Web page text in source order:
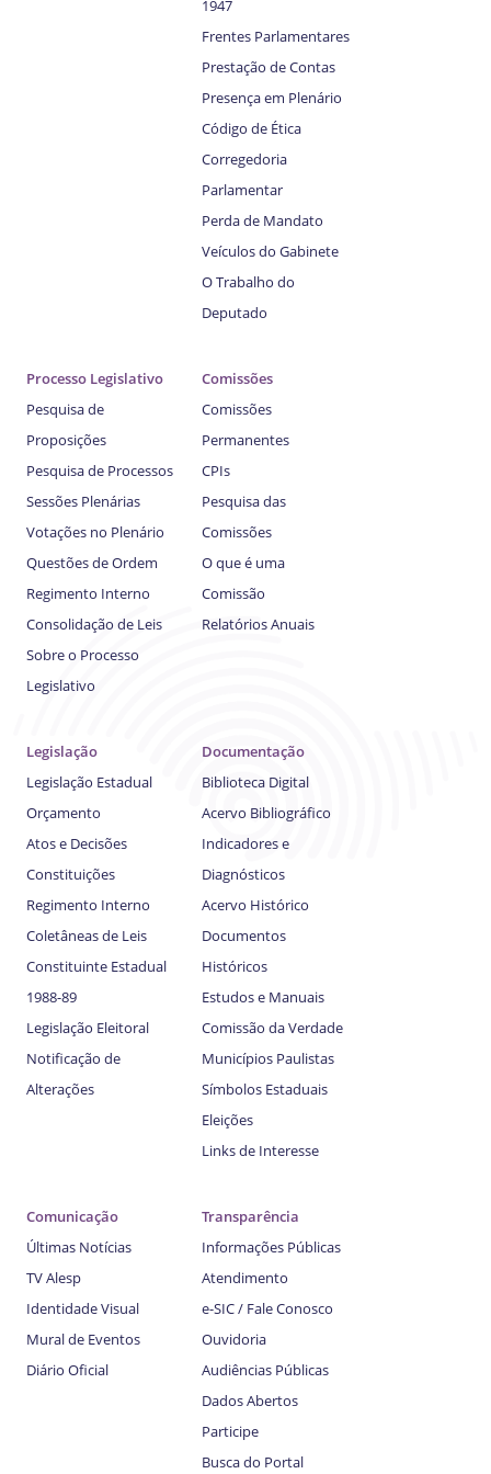
1947
Frentes Parlamentares
Prestação de Contas
Presença em Plenário
Código de Ética
Corregedoria
Parlamentar
Perda de Mandato
Veículos do Gabinete
O Trabalho do
Deputado
Processo Legislativo
Pesquisa de
Proposições
Pesquisa de Processos
Sessões Plenárias
Votações no Plenário
Questões de Ordem
Regimento Interno
Consolidação de Leis
Sobre o Processo
Legislativo
Comissões
Comissões
Permanentes
CPIs
Pesquisa das
Comissões
O que é uma
Comissão
Relatórios Anuais
Legislação
Legislação Estadual
Orçamento
Atos e Decisões
Constituições
Regimento Interno
Coletâneas de Leis
Constituinte Estadual
1988-89
Legislação Eleitoral
Notificação de
Alterações
Documentação
Biblioteca Digital
Acervo Bibliográfico
Indicadores e
Diagnósticos
Acervo Histórico
Documentos
Históricos
Estudos e Manuais
Comissão da Verdade
Municípios Paulistas
Símbolos Estaduais
Eleições
Links de Interesse
Comunicação
Últimas Notícias
TV Alesp
Identidade Visual
Mural de Eventos
Diário Oficial
Transparência
Informações Públicas
Atendimento
e-SIC / Fale Conosco
Ouvidoria
Audiências Públicas
Dados Abertos
Participe
Busca do Portal